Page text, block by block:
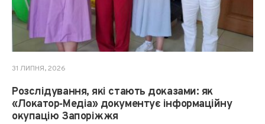
31 ЛИПНЯ, 2026
Розслідування, які стають доказами: як
«Локатор‑Медіа» документує інформаційну
окупацію Запоріжжя